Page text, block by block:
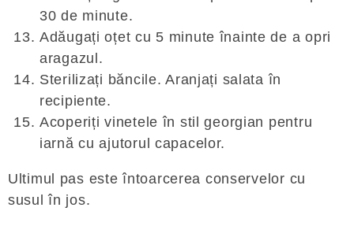
30 de minute.
Adăugați oțet cu 5 minute înainte de a opri
aragazul.
Sterilizați băncile. Aranjați salata în
recipiente.
Acoperiți vinetele în stil georgian pentru
iarnă cu ajutorul capacelor.
Ultimul pas este întoarcerea conservelor cu
susul în jos.